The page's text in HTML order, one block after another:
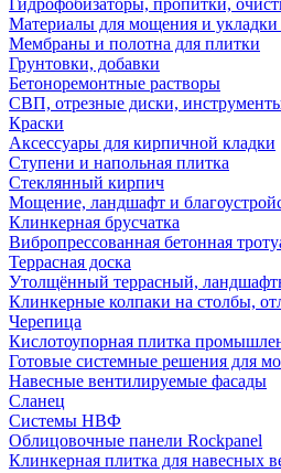
Гидрофобизаторы, пропитки,
Материалы для мощения и укладки
Мембраны и полотна для плитки
Грунтовки, добавки
Бетоноремонтные растворы
СВП, отрезные диски,
Краски
Аксессуары для кирпичной кладки
Ступени и напольная плитка
Cтеклянный кирпич
Мощение, ландшафт и
Клинкерная брусчатка
Вибропрессованная бетонная
Террасная доска
Утолщённый террасный,
Клинкерные колпаки на столбы,
Черепица
Кислотоупорная плитка
Готовые системные решения для
Навесные вентилируемые фасады
Сланец
Системы НВФ
Облицовочные панели Rockpanel
Клинкерная плитка для навесных